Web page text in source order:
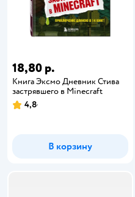
18,80 р.
Книга Эксмо Дневник Стива
застрявшего в Minecraft
4,8
В корзину